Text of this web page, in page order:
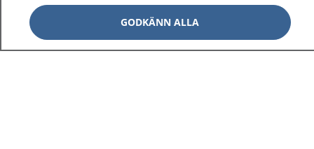
GODKÄNN ALLA